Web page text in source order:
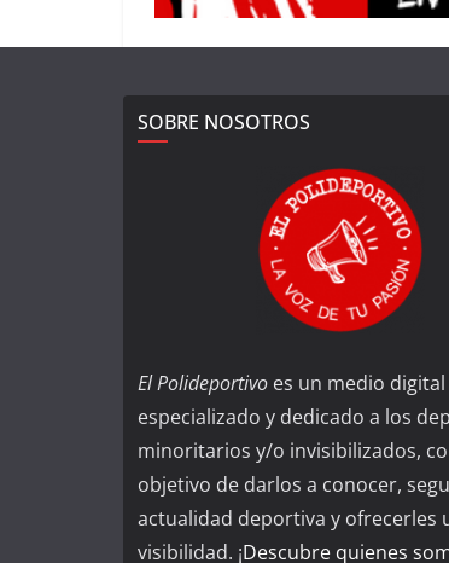
SOBRE NOSOTROS
El Polideportivo es un medio digital
especializado y dedicado a los
minoritarios y/o invisibilizados,
objetivo de darlos a conocer,
actualidad deportiva y ofrecerles
visibilidad. ¡Descubre quienes